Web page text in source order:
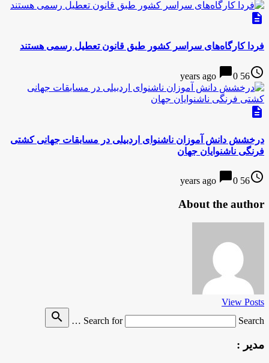
description
فردا کارگاه‌های سراسر کشور طبق قانون تعطیل رسمی هستند
access_time
56 years ago
chat_bubble0
description
درخشش دانش آموزان ناشنوای اردبیلی در مسابقات جهانی کشتی
فرنگی ناشنوایان جهان
access_time
56 years ago
chat_bubble0
About the author
View Posts
Search for
Search …
search
مدیر :